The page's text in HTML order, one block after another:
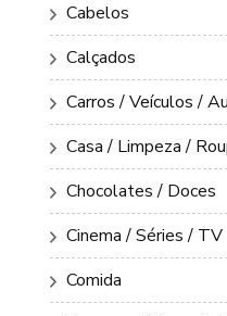
Cabelos
Calçados
Carros / Veículos /
Casa / Limpeza /
Chocolates / Doces
Cinema / Séries / TV
Comida